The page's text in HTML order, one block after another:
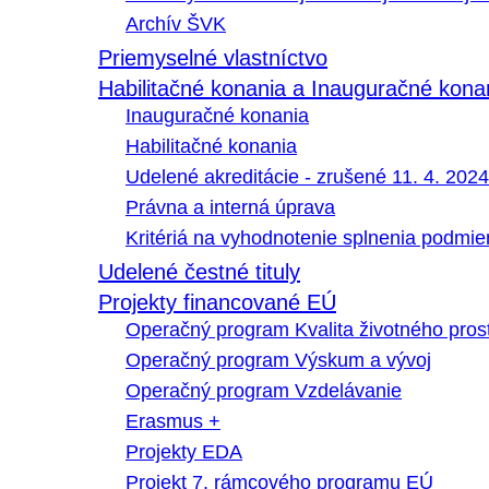
Archív ŠVK
Priemyselné vlastníctvo
Habilitačné konania a Inauguračné
Inauguračné konania
Habilitačné konania
Udelené akreditácie - zrušené 11. 4. 2024
Právna a interná úprava
Kritériá na vyhodnotenie splnenia
Udelené čestné tituly
Projekty financované EÚ
Operačný program Kvalita životného
Operačný program Výskum a vývoj
Operačný program Vzdelávanie
Erasmus +
Projekty EDA
Projekt 7. rámcového programu EÚ